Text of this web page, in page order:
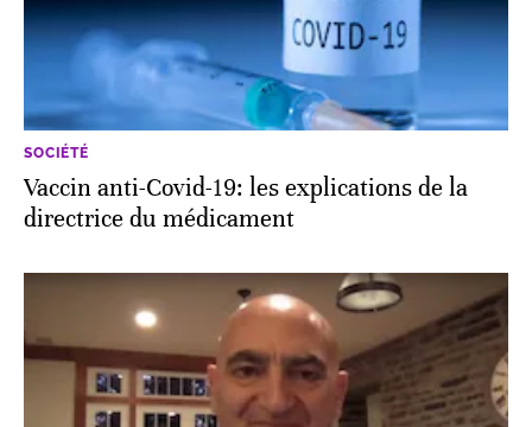
SOCIÉTÉ
Vaccin anti-Covid-19: les explications de la
directrice du médicament